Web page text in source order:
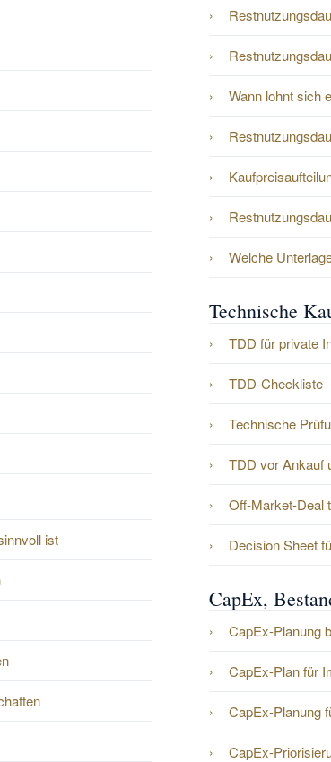
ist
Wann lohnt sich
Welche
Technische
TDD für private
TDD-Checkliste
Technische
TDD vor Ankauf
Off-Market-Deal
Decision Sheet
CapEx,
CapEx-Planung
CapEx-Plan für
CapEx-Planung
CapEx-